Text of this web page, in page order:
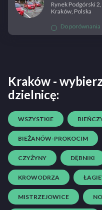
Rynek Podgórski
Kraków, Polska
Do porównania
Kraków -
dzielnicę:
WSZYSTKIE
BIEŻANÓW-PROKOCIM
CZYŻYNY DĘBNIKI
KROWODRZA
MISTRZEJOWICE